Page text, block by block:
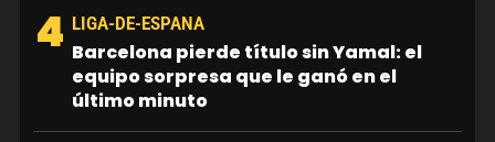
4 LIGA-DE-ESPANA
Barcelona pierde título sin Yamal: el
equipo sorpresa que le ganó en el
último minuto